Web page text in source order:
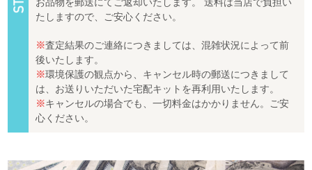
お品物を郵送にてご返却いたします。 送料は当店で負担い
たしますので、ご安心ください。
※査定結果のご連絡につきましては、混雑状況によって前
後いたします。
※環境保護の観点から、キャンセル時の郵送につきまして
は、お送りいただいた宅配キットを再利用いたします。
※キャンセルの場合でも、一切料金はかかりません。ご安
心ください。